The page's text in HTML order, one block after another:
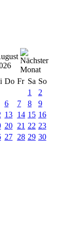
Do Fr Sa So
1
2
6 7 8
9
13 14 15 16
20 21 22 23
27 28 29 30